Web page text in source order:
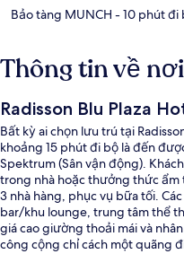
Bảo tàng MUNCH - 10 phút đi
Thông tin về
Radisson Blu Plaza
Bất kỳ ai chọn lưu trú tại
khoảng 15 phút đi bộ là đến
Spektrum (Sân vận động).
trong nhà hoặc thưởng thức ẩm
3 nhà hàng, phục vụ bữa tối.
bar/khu lounge, trung tâm thể
giá cao giường thoải mái và
công cộng chỉ cách một quãng